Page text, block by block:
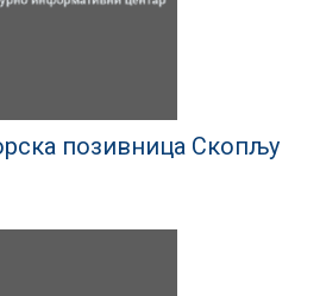
позивница Скопљу